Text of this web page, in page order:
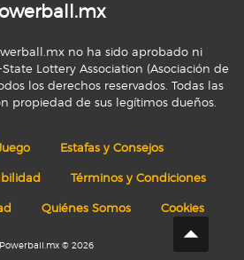
no ha sido aprobado ni
Lottery Association (Asociación de
los derechos reservados. Todas las
propiedad de sus legítimos dueños.
Estafas y Consejos
Términos y Condiciones
Quiénes Somos Cookies
Powerball.mx © 2026